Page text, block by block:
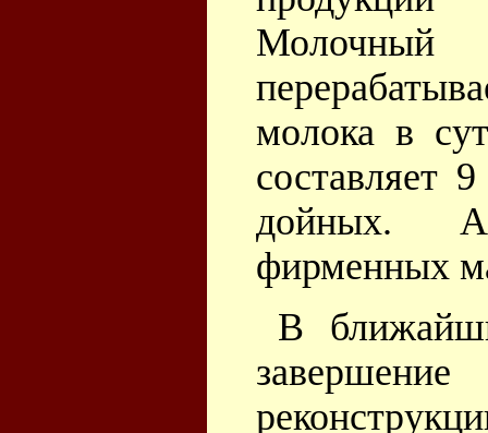
молока в
составляет
дойных.
фирменных
В